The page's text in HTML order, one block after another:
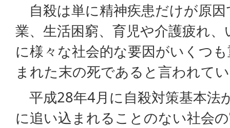
自殺は単に精神疾患だけが原
業、生活困窮、育児や介護疲れ
に様々な社会的な要因がいくつ
まれた末の死であると言われて
平成28年4月に自殺対策基本法
に追い込まれることのない社会